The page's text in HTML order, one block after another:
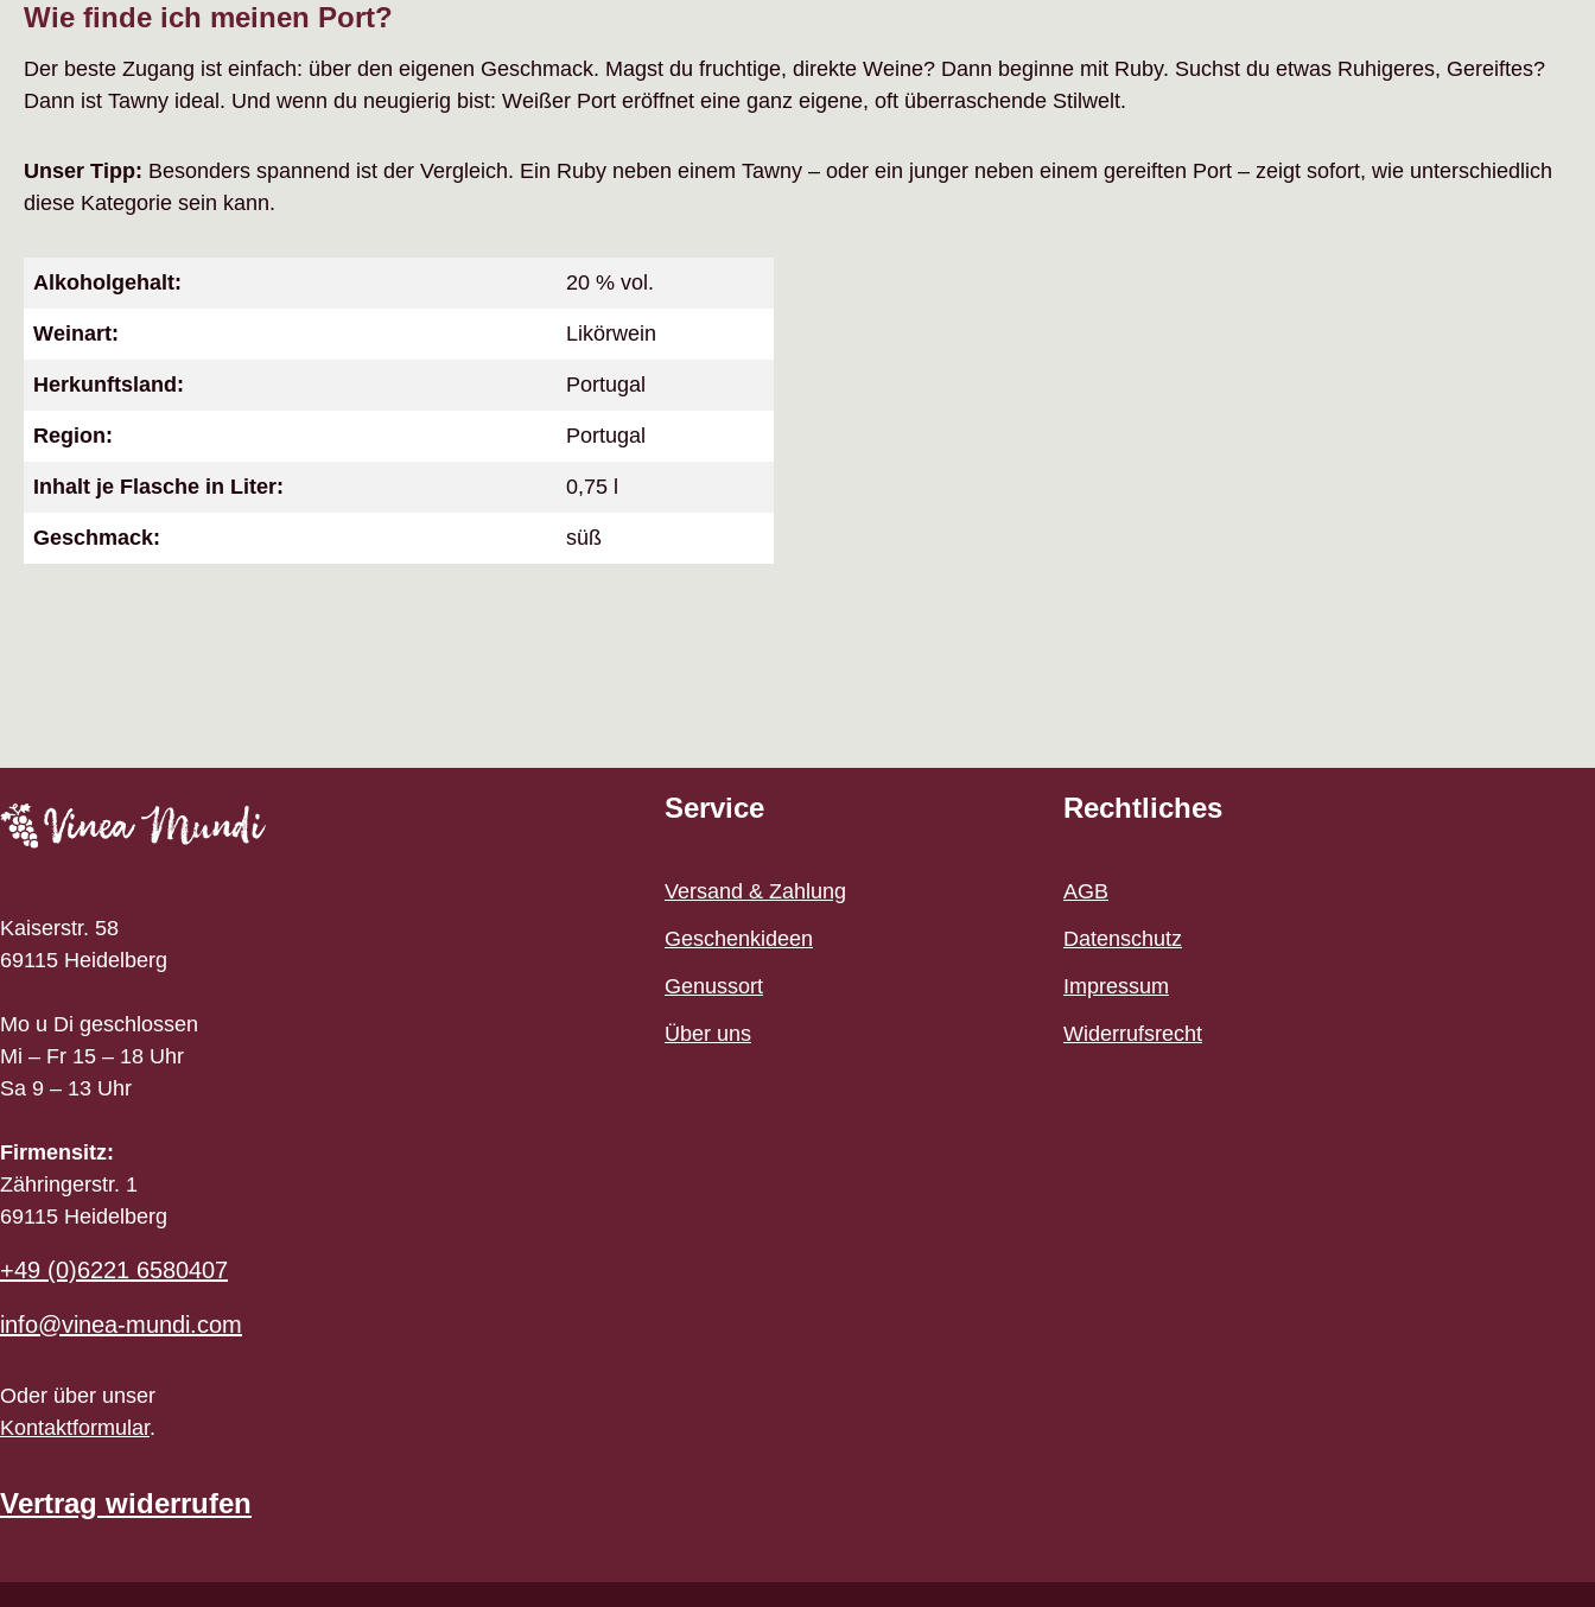
Wie finde ich meinen Port?
Der beste Zugang ist einfach: über den eigenen Geschmack. Magst du fruchtige, direkte Weine? Dann beginne mit Ruby. Suchst du etwas Ruhigeres, Gereiftes?
Dann ist Tawny ideal. Und wenn du neugierig bist: Weißer Port eröffnet eine ganz eigene, oft überraschende Stilwelt.
Unser Tipp: Besonders spannend ist der Vergleich. Ein Ruby neben einem Tawny – oder ein junger neben einem gereiften Port – zeigt sofort, wie unterschiedlich
diese Kategorie sein kann.
Alkoholgehalt: 20 % vol.
Weinart: Likörwein
Herkunftsland: Portugal
Region: Portugal
Inhalt je Flasche in Liter: 0,75 l
Geschmack: süß
Kaiserstr. 58
69115 Heidelberg
Mo u Di geschlossen
Mi – Fr 15 – 18 Uhr
Sa 9 – 13 Uhr
Firmensitz:
Zähringerstr. 1
69115 Heidelberg
+49 (0)6221 6580407
info@vinea-mundi.com
Oder über unser
Kontaktformular.
Service
Versand & Zahlung
Geschenkideen
Genussort
Über uns
Rechtliches
AGB
Datenschutz
Impressum
Widerrufsrecht
Vertrag widerrufen